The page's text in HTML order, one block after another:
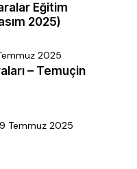
Eğitim
2025)
2025
– Temuçin
Temmuz 2025